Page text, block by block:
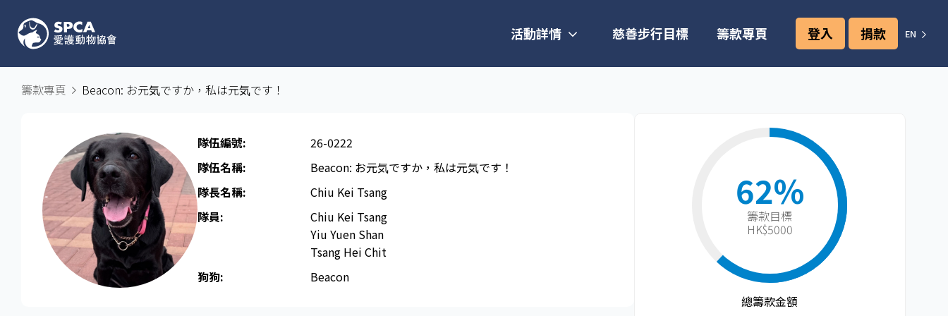
EN
活動詳情 慈善步行目標 籌款專頁 登入 捐款
籌款專頁 Beacon: お元気ですか，私は元気です！
隊伍編號:
26-0222
隊伍名稱:
Beacon: お元気ですか，私は元気です！
隊長名稱​:
Chiu Kei Tsang
隊員:
Chiu Kei Tsang
Yiu Yuen Shan
Tsang Hei Chit
狗狗:
Beacon
62%
籌款目標​
HK$5000
總籌款金額​